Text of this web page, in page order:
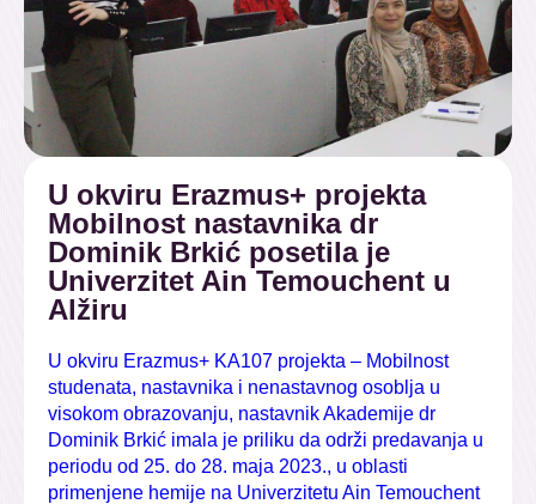
U okviru Erazmus+ projekta
Mobilnost nastavnika dr
Dominik Brkić posetila je
Univerzitet Ain Temouchent u
Alžiru
U okviru Erazmus+ KA107 projekta – Mobilnost
studenata, nastavnika i nenastavnog osoblja u
visokom obrazovanju, nastavnik Akademije dr
Dominik Brkić imala je priliku da održi predavanja u
periodu od 25. do 28. maja 2023., u oblasti
primenjene hemije na Univerzitetu Ain Temouchent